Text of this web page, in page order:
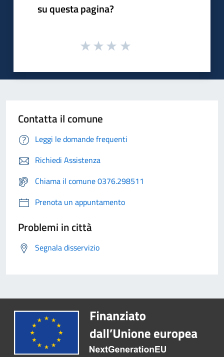
su questa pagina?
Contatta il comune
Leggi le domande frequenti
Richiedi Assistenza
Chiama il comune 0376.298511
Prenota un appuntamento
Problemi in città
Segnala disservizio